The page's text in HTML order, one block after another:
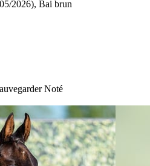
2026), Bai brun
Noté